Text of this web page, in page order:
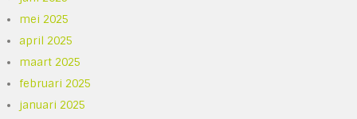
mei 2025
april 2025
maart 2025
februari 2025
januari 2025